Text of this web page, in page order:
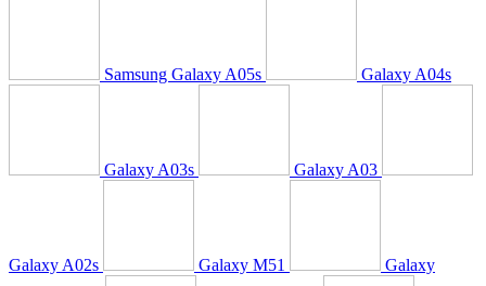
Samsung Galaxy A05s Galaxy A04s
Galaxy A03s Galaxy A03
Galaxy A02s Galaxy M51 Galaxy